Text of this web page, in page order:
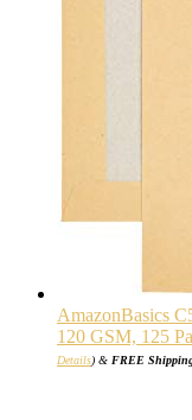
AmazonBasics
120 GSM, 125
Details) & FREE